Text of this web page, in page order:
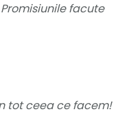
facute
tot ceea ce facem!